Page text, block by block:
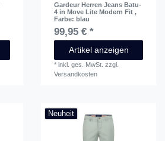
Gardeur Herren Jeans Batu-
4 in Move Lite Modern Fit,
Farbe: blau
99,95 € *
Artikel anzeigen
*inkl. ges. MwSt. zzgl.
Versandkosten
Neuheit